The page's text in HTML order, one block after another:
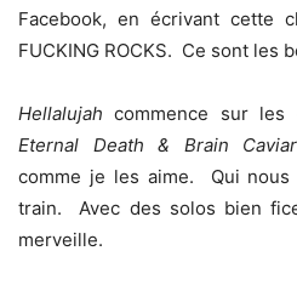
Facebook, en écrivant cette
FUCKING ROCKS. Ce sont les
Hellalujah commence sur les
Eternal Death & Brain Caviar
comme je les aime. Qui nous
train. Avec des solos bien
merveille.